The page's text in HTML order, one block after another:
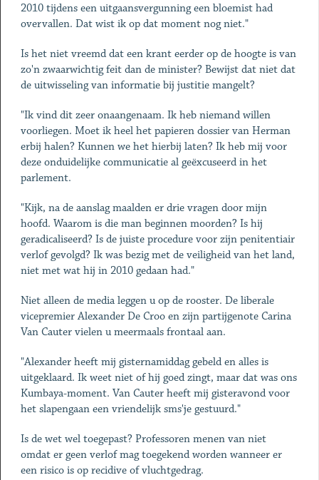
2010 tijdens een uitgaansvergunning een bloemist had
overvallen. Dat wist ik op dat moment nog niet."
Is het niet vreemd dat een krant eerder op de hoogte is van
zo'n zwaarwichtig feit dan de minister? Bewijst dat niet dat
de uitwisseling van informatie bij justitie mangelt?
"Ik vind dit zeer onaangenaam. Ik heb niemand willen
voorliegen. Moet ik heel het papieren dossier van Herman
erbij halen? Kunnen we het hierbij laten? Ik heb mij voor
deze onduidelijke communicatie al geëxcuseerd in het
parlement.
"Kijk, na de aanslag maalden er drie vragen door mijn
hoofd. Waarom is die man beginnen moorden? Is hij
geradicaliseerd? Is de juiste procedure voor zijn penitentiair
verlof gevolgd? Ik was bezig met de veiligheid van het land,
niet met wat hij in 2010 gedaan had."
Niet alleen de media leggen u op de rooster. De liberale
vicepremier Alexander De Croo en zijn partijgenote Carina
Van Cauter vielen u meermaals frontaal aan.
"Alexander heeft mij gisternamiddag gebeld en alles is
uitgeklaard. Ik weet niet of hij goed zingt, maar dat was ons
Kumbaya-moment. Van Cauter heeft mij gisteravond voor
het slapengaan een vriendelijk sms'je gestuurd."
Is de wet wel toegepast? Professoren menen van niet
omdat er geen verlof mag toegekend worden wanneer er
een risico is op recidive of vluchtgedrag.